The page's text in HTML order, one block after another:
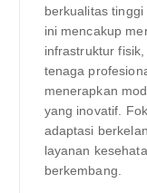
berkualitas
ini mencakup
infrastruktur
tenaga
menerapkan
yang inovatif.
adaptasi
layanan
berkembang.